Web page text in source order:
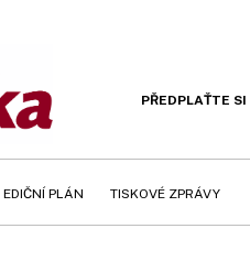
PŘEDPLAŤTE SI
EDIČNÍ PLÁN TISKOVÉ ZPRÁVY